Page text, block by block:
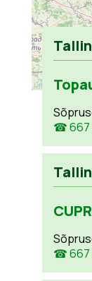
☎ 667
☎ 667